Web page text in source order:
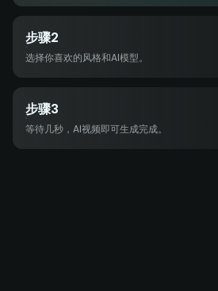
步骤2
选择你喜欢的风格和AI模型。
步骤3
等待几秒，AI视频即可生成完成。